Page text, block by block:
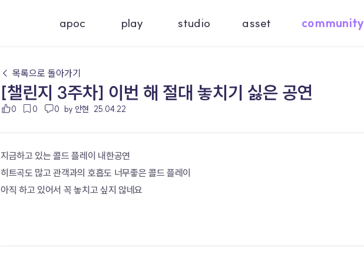
apoc play studio asset community
← 목록으로 돌아가기
[챌린지 3주차] 이번 해 절대 놓치기 싫은 공연
0 0 0 by 안현 25.04.22
지금하고 있는 콜드 플레이 내한공연
히트곡도 많고 관객과의 호흡도 너무좋은 콜드 플레이
아직 하고 있어서 꼭 놓치고 싶지 않네요